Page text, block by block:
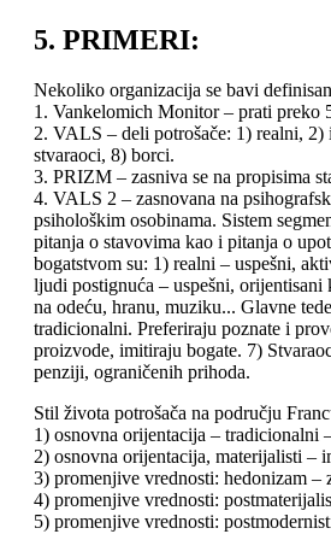
5. PRIMERI:
Nekoliko organizacija se bavi
1. Vankelomich Monitor – prati preko
2. VALS – deli potrošače: 1) realni,
stvaraoci, 8) borci.
3. PRIZM – zasniva se na propisima
4. VALS 2 – zasnovana na
psihološkim osobinama. Sistem
pitanja o stavovima kao i pitanja o
bogatstvom su: 1) realni – uspešni,
ljudi postignuća – uspešni,
na odeću, hranu, muziku... Glavne
tradicionalni. Preferiraju poznate i
proizvode, imitiraju bogate. 7)
penziji, ograničenih prihoda.
Stil života potrošača na području
1) osnovna orijentacija – tradicionalni
2) osnovna orijentacija, materijalisti –
3) promenjive vrednosti: hedonizam –
4) promenjive vrednosti:
5) promenjive vrednosti: